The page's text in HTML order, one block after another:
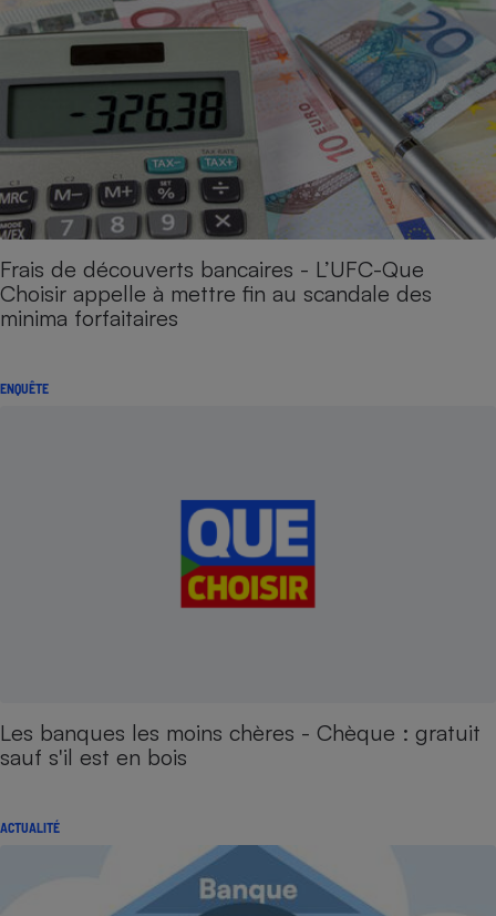
Frais de découverts bancaires - L’UFC-Que
Choisir appelle à mettre fin au scandale des
minima forfaitaires
ENQUÊTE
Les banques les moins chères - Chèque : gratuit
sauf s'il est en bois
ACTUALITÉ